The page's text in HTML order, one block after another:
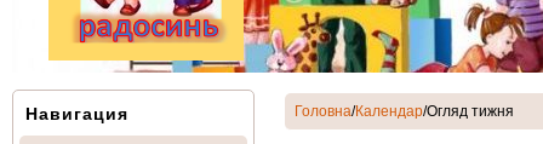
Навигация Головна/Календар/Огляд тижня